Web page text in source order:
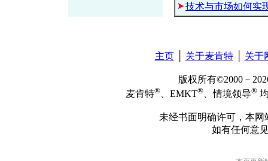
技术与市场如何实
主页│ 关于麦肯特│ 关于
版权所有©2000－
麦肯特® 、EMKT® 、情境领导®
未经书面明确许可，本
如有任何意